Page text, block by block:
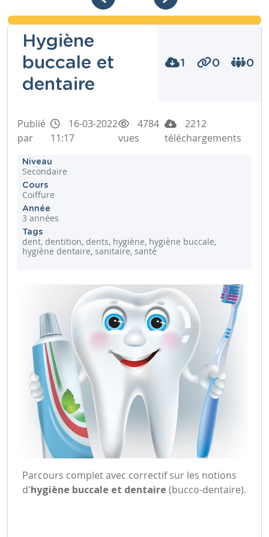
Hygiène
buccale et
dentaire
1 0 0
Publié
par
16-03-2022
11:17
4784
vues
2212
téléchargements
Niveau
Secondaire
Cours
Coiffure
Année
3 années
Tags
dent, dentition, dents, hygiène, hygiène buccale,
hygiène dentaire, sanitaire, santé
Parcours complet avec correctif sur les notions
d'hygiène buccale et dentaire (bucco-dentaire).